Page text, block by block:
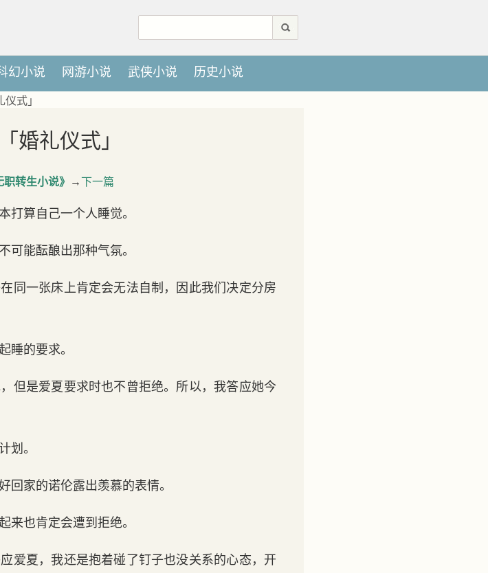
幻小说 网游小说 武侠小说 历史小说
式」
婚礼仪式」
职转生小说》 →下一篇
打算自己一个人睡觉。
可能酝酿出那种气氛。
同一张床上肯定会无法自制，因此我们决定分房
睡的要求。
但是爱夏要求时也不曾拒绝。所以，我答应她今
划。
回家的诺伦露出羡慕的表情。
来也肯定会遭到拒绝。
爱夏，我还是抱着碰了钉子也没关系的心态，开